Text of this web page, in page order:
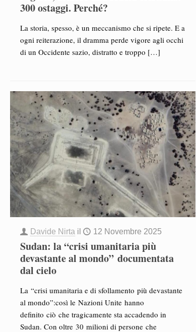
300 ostaggi. Perché?
La storia, spesso, è un meccanismo che si ripete. E a
ogni reiterazione, il dramma perde vigore agli occhi
di un Occidente sazio, distratto e troppo […]
Davide Nirta il 12 Novembre 2025
Sudan: la “crisi umanitaria più
devastante al mondo” documentata
dal cielo
La “crisi umanitaria e di sfollamento più devastante
al mondo”:così le Nazioni Unite hanno
definito ciò che tragicamente sta accadendo in
Sudan. Con oltre 30 milioni di persone che